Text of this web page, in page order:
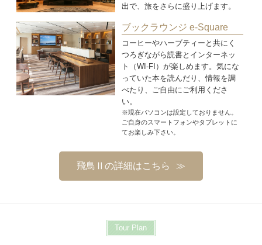
出で、旅をさらに盛り上げます。
ブックラウンジ e-Square
コーヒーやハーブティーと共にく
つろぎながら読書とインターネッ
ト（WI-FI）が楽しめます。気にな
っていた本を読んだり、情報を調
べたり、ご自由にご利用くださ
い。
※現在パソコンは設定しておりません。
ご自身のスマートフォンやタブレットに
てお楽しみ下さい。
飛鳥Ⅱの詳細はこちら
Tour Plan